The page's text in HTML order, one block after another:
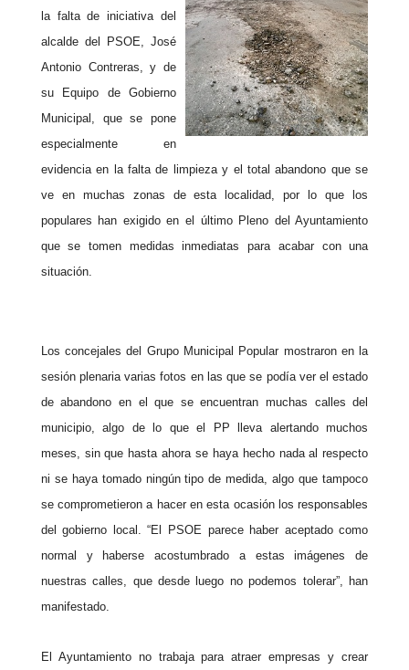
la falta de iniciativa del
alcalde del PSOE, José
Antonio Contreras, y de
su Equipo de Gobierno
Municipal, que se pone
especialmente en
evidencia en la falta de limpieza y el total abandono que se
ve en muchas zonas de esta localidad, por lo que los
populares han exigido en el último Pleno del Ayuntamiento
que se tomen medidas inmediatas para acabar con una
situación.
Los concejales del Grupo Municipal Popular mostraron en la
sesión plenaria varias fotos en las que se podía ver el estado
de abandono en el que se encuentran muchas calles del
municipio, algo de lo que el
PP lleva alertando muchos
meses, sin que hasta ahora se haya hecho nada al respecto
ni se haya tomado ningún tipo de medida, algo que tampoco
se comprometieron a hacer en esta ocasión los responsables
del gobierno local. “El PSOE parece haber aceptado como
normal y haberse acostumbrado a estas imágenes de
nuestras calles, que desde luego no podemos tolerar”, han
manifestado.
El Ayuntamiento no trabaja para atraer empresas y crear